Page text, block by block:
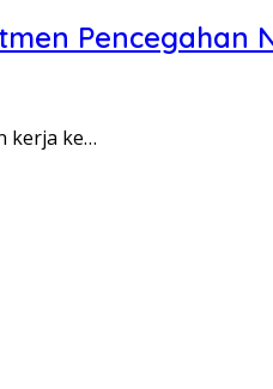
Pencegahan
kerja ke…